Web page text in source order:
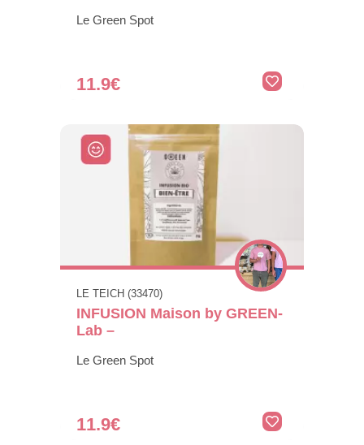
Le Green Spot
11.9€
LE TEICH (33470)
INFUSION Maison by GREEN-
Lab –
Le Green Spot
11.9€